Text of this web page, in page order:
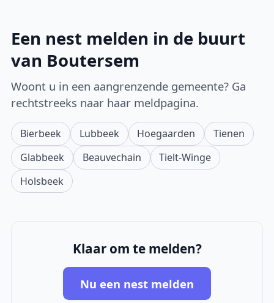
Een nest melden in de buurt
van Boutersem
Woont u in een aangrenzende gemeente? Ga
rechtstreeks naar haar meldpagina.
Bierbeek Lubbeek Hoegaarden
Tienen
Glabbeek
Beauvechain
Tielt-Winge
Holsbeek
Klaar om te melden?
Nu een nest melden